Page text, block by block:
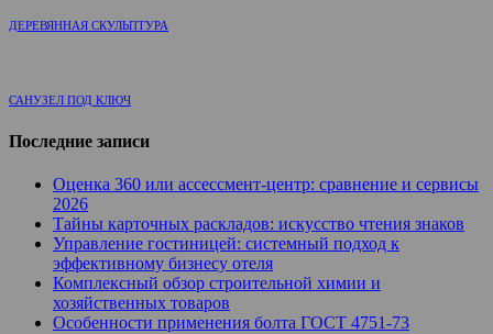
ДЕРЕВЯННАЯ СКУЛЬПТУРА
САНУЗЕЛ ПОД КЛЮЧ
Последние записи
Оценка 360 или ассессмент-центр: сравнение и сервисы
2026
Тайны карточных раскладов: искусство чтения знаков
Управление гостиницей: системный подход к
эффективному бизнесу отеля
Комплексный обзор строительной химии и
хозяйственных товаров
Особенности применения болта ГОСТ 4751-73